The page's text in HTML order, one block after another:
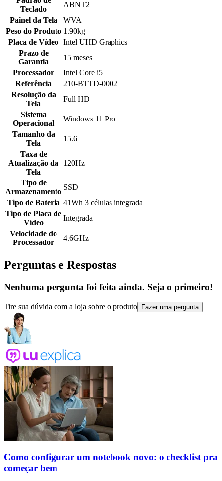
Teclado
ABNT2
Painel da Tela
WVA
Peso do Produto 1.90kg
Placa de Vídeo Intel UHD Graphics
Prazo de
Garantia
15 meses
Processador
Intel Core i5
Referência
210-BTTD-0002
Resolução da
Tela
Full HD
Sistema
Operacional
Windows 11 Pro
Tamanho da
Tela
15.6
Taxa de
Atualização da
Tela
120Hz
Tipo de
Armazenamento
SSD
Tipo de Bateria 41Wh 3 células integrada
Tipo de Placa de
Vídeo
Integrada
Velocidade do
Processador
4.6GHz
Perguntas e Respostas
Nenhuma pergunta foi feita ainda. Seja o primeiro!
Tire sua dúvida com a loja sobre o produto Fazer uma pergunta
Como configurar um notebook novo: o checklist pra
começar bem